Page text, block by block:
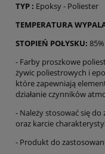
TYP : Epoksy - Poliester
TEMPERATURA
STOPIEŃ POŁYSKU:
- Farby proszkowe
żywic poliestrowych i
które zapewniają
działanie czynników
- Należy stosować się
oraz karcie
- Produkt do